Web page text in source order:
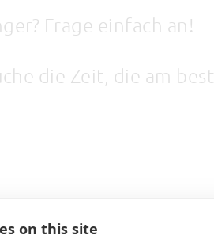
Frage einfach an!
die Zeit, die am
on this site